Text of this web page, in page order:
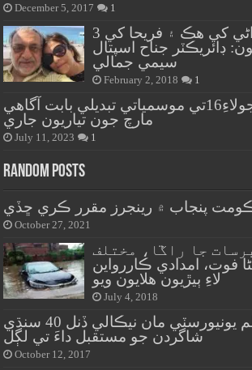
December 5, 2017 1
هزار خان بجاراڻي کي هڪ ۽ فريحا کي 3
ڊائريڪٽر جناح اسپتال
سيمي جمالي
February 2, 2018 1
ڪراچي ۾ جولاءِ16تي موسمياتي تبديلي بابت آگاهي
مارچ جون تياريون جاري
July 11, 2023 1
Random Posts
پنجاب ۾ رينجرز مقرر ڪري ڇڏي
October 27, 2021
جا راڱا، مختلف
۾ 6 ڄڻا فوت، امدادي ڪاررواين
لاءِ ٻيڙيون هلايون ويو
July 4, 2018
قائداعظم يونيورسٽي مان نيڪالي ڏنل 40 سنڌي
شاگردن جو مستقبل داءَ تي لڳل
October 12, 2017